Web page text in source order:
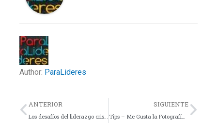
Author: ParaLideres
Previo
ANTERIOR
Los desafíos del liderazgo cristiano
SIGUIENTE
Tips – Me Gusta la Fotografía Digital… ¿Por Dónde Empiezo?